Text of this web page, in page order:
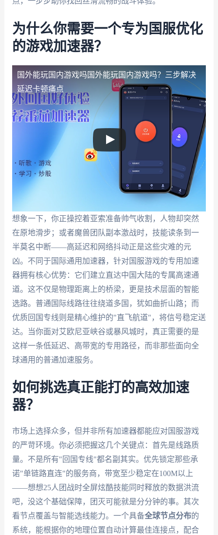
为什么你需要一个专为国服优化
的游戏加速器？
国外能玩国内游戏吗国外能玩国内游戏吗？三步解决
延迟卡顿痛点
想象一下，你正操控着亚索准备帅气收割，人物却突然
在原地滑步；或者魔兽团队副本激战时，技能读条到一
半莫名中断——高延迟和网络抖动正是这些灾难的元
凶。不同于国际通用加速器，针对国服游戏的专用加速
器拥有核心优势：它们建立直达中国大陆的专属高速通
道。这不仅是物理距离上的桥梁，更是技术层面的智能
选路。普通国际线路往往绕道多国，犹如曲折山路；而
优质回国专线则是精心维护的"直飞航道"，将信号稳定送
达。当你面对艾欧尼亚峡谷或暴风城时，真正需要的是
这样一条低延迟、高带宽的专用路径，而非那些面向全
球通用的普通加速服务。
如何挑选真正能打的高效加速
器？
市场上选择众多，但并非所有加速器都能应对国服游戏
的严苛环境。你必须把握这几个关键点：首先是线路质
量。不是所有"回国专线"都名副其实。优先锁定那些承
诺"单链路直连"的服务商，带宽至少稳定在100M以上
——想想25人团战时全屏炫酷技能同时释放的数据洪流
吧，没这个基础保障，团灭可能就是分分钟的事。其次
看节点覆盖与智能选线能力。一个具备全球节点分布的
系统，能根据你的地理位置自动计算最佳连接点，配合